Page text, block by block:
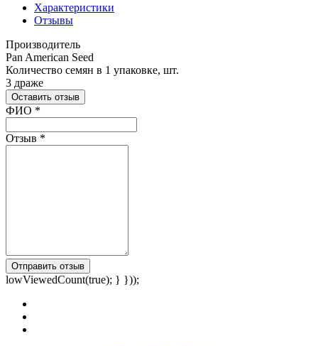
Характеристики
Отзывы
Производитель
Pan American Seed
Количество семян в 1 упаковке, шт.
3 драже
Оставить отзыв
Ваш отзыв был отправлен!
ФИО *
Отзыв *
Отправить отзыв
lowViewedCount(true); } }));